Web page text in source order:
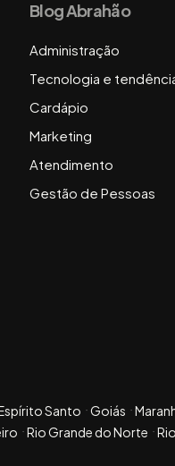
Blog Abrahão
Administração
Tecnologia e
Cardápio
Marketing
Atendimento
Gestão de Pessoas
Santo Goiás
Rio Grande do Norte